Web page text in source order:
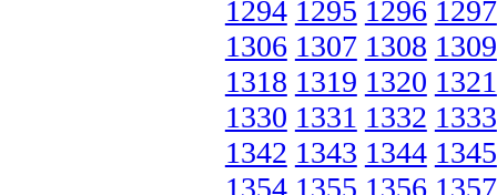
1294 1295 1296 1297
1306 1307 1308 1309
1318 1319 1320 1321
1330 1331 1332 1333
1342 1343 1344 1345
1354 1355 1356 1357